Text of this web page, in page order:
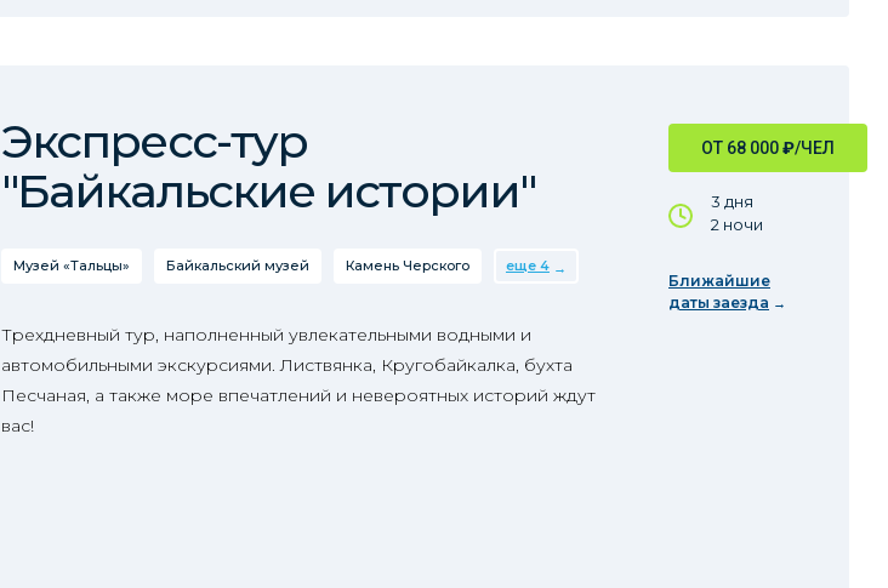
ОТ 68 000₽/ЧЕЛ
3 дня
2 ночи
Ближайшие
даты заезда
Экспресс-тур
"Байкальские истории"
Музей «Тальцы» Байкальский музей Камень Черского еще 4
Трехдневный тур, наполненный увлекательными водными и
автомобильными экскурсиями. Листвянка, Кругобайкалка, бухта
Песчаная, а также море впечатлений и невероятных историй ждут
вас!